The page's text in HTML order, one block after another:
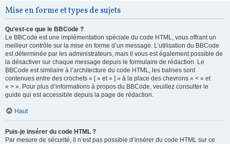
Mise en forme et types de sujets
Qu’est-ce que le BBCode ?
Le BBCode est une implémentation spéciale du code HTML, vous offrant un
meilleur contrôle sur la mise en forme d’un message. L’utilisation du BBCode
est déterminée par les administrateurs, mais il vous est également possible de
la désactiver sur chaque message depuis le formulaire de rédaction. Le
BBCode est similaire à l’architecture du code HTML, les balises sont
contenues entre des crochets « [ » et « ] » à la place des chevrons « < » et
« > ». Pour plus d’informations à propos du BBCode, veuillez consulter le
guide qui est accessible depuis la page de rédaction.
Haut
Puis-je insérer du code HTML ?
Par mesure de sécurité, il n’est pas possible d’insérer du code HTML sur ce